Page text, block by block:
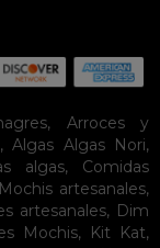
, Arroces y
, Algas Algas Nori,
algas, Comidas
Mochis artesanales,
artesanales, Dim
Mochis, Kit Kat,